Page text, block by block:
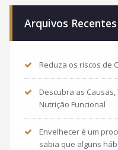
Arquivos Recentes
Reduza os riscos de
Descubra as
Nutrição Funcional
Envelhecer é um
sabia que alguns